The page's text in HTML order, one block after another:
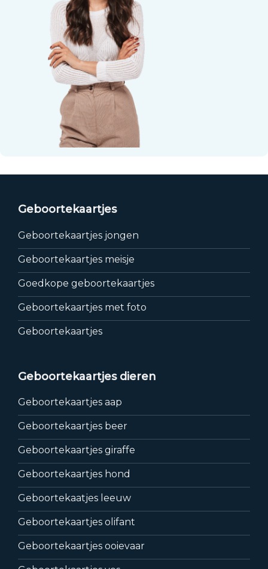
Geboortekaartjes
Geboortekaartjes jongen
Geboortekaartjes meisje
Goedkope geboortekaartjes
Geboortekaartjes met foto
Geboortekaartjes
Geboortekaartjes dieren
Geboortekaartjes aap
Geboortekaartjes beer
Geboortekaartjes giraffe
Geboortekaartjes hond
Geboortekaatjes leeuw
Geboortekaartjes olifant
Geboortekaartjes ooievaar